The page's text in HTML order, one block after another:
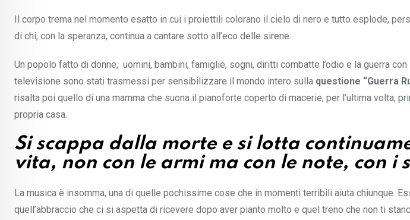
Il corpo trema nel momento esatto in cui i proiettili colorano il cielo di nero e tutto esplode,
di chi, con la speranza, continua a cantare sotto all’eco delle sirene.
Un popolo fatto di donne, uomini, bambini, famiglie, sogni, diritti combatte l’odio e la guerra
televisione sono stati trasmessi per sensibilizzare il mondo intero sulla questione “Guerra
risalta poi quello di una mamma che suona il pianoforte coperto di macerie, per l’ultima volta,
propria casa.
Si scappa dalla morte e si lotta
vita, non con le armi ma con le note, con i
La musica è insomma, una di quelle pochissime cose che in momenti terribili aiuta chiunque.
quell’abbraccio che ci si aspetta di ricevere dopo aver pianto molto e quel treno che non ti